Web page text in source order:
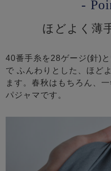
-
ほどよく薄
40番手糸を28ゲージ(針)
で ふんわりとした、ほど
ます。春秋はもちろん、
パジャマです。